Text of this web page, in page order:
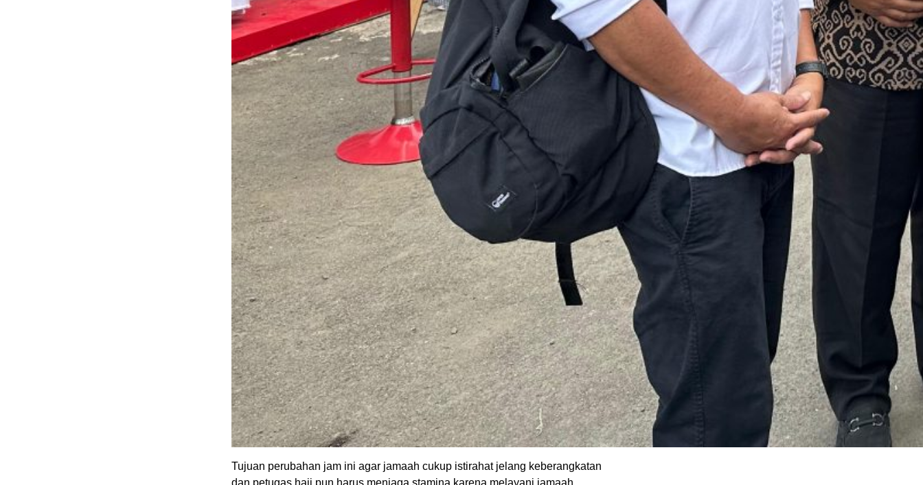
Tujuan perubahan jam ini agar jamaah cukup istirahat jelang keberangkatan
dan petugas haji pun harus menjaga stamina karena melayani jamaah